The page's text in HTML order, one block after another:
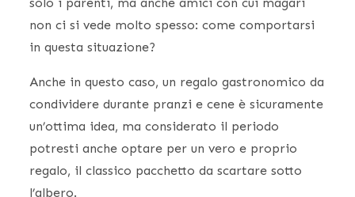
non ci si vede molto spesso: come comportarsi
in questa situazione?
Anche in questo caso, un regalo gastronomico da
condividere durante pranzi e cene è sicuramente
un’ottima idea, ma considerato il periodo
potresti anche optare per un vero e proprio
regalo, il classico pacchetto da scartare sotto
l’albero.